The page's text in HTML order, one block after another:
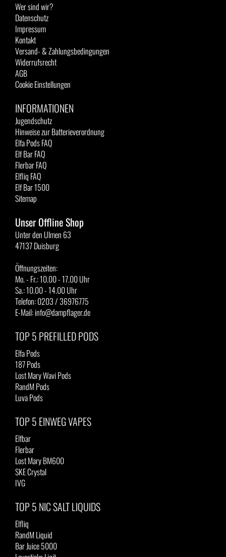
Wer sind wir?
Datenschutz
Impressum
Kontakt
Versand- & Zahlungsbedingungen
Widerrufsrecht
AGB
Cookie Einstellungen
INFORMATIONEN
Jugendschutz
Hinweise zur Batterieverordnung
Elfa Pods FAQ
Elf Bar FAQ
Flerbar FAQ
Elfliq FAQ
Elf Bar 1500
Sitemap
Unser Offline Shop
Unter den Ulmen 63
47137 Duisburg
Öffnungszeiten:
Mo. - Fr.: 10.00 - 17.00 Uhr
Sa.: 10.00 - 14.00 Uhr
Telefon: 0203 / 36976775
E-Mail: info@dampflager.de
TOP 5 PREFILLED PODS
Elfa Pods
187 Pods
Lost Mary Wavi Pods
RandM Pods
Luva Pods
TOP 5 EINWEG VAPES
Elfbar
Flerbar
Lost Mary BM600
SKE Crystal
IVG
TOP 5 NIC SALT LIQUIDS
Elfliq
RandM Liquid
Bar Juice 5000